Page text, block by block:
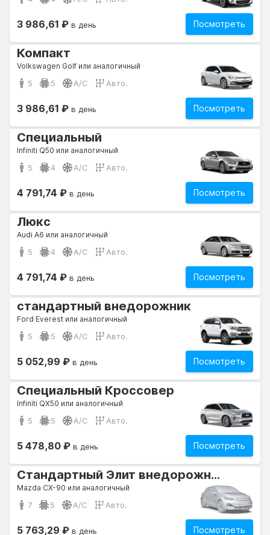
Посмотреть
3 986,61 ₽ в день
Компакт
Volkswagen Golf или аналогичный
5 5 A/C Авто.
Посмотреть
3 986,61 ₽ в день
Специальный
Infiniti Q50 или аналогичный
5 4 A/C Авто.
Посмотреть
4 791,74 ₽ в день
Люкс
Audi A6 или аналогичный
5 4 A/C Авто.
Посмотреть
4 791,74 ₽ в день
стандартный внедорожник
Ford Everest или аналогичный
5 5 A/C Авто.
Посмотреть
5 052,99 ₽ в день
Специальный Кроссовер
Infiniti QX50 или аналогичный
5 5 A/C Авто.
Посмотреть
5 478,80 ₽ в день
Стандартный Элит внедорожник
Mazda CX-90 или аналогичный
7 5 A/C Авто.
Посмотреть
5 763,29 ₽ в день